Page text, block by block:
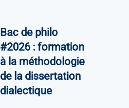
Bac de philo
#2026 : formation
à la méthodologie
de la dissertation
dialectique